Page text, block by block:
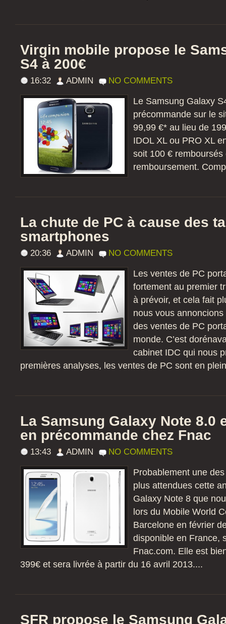
Virgin mobile propose le
S4 à 200€
16:32 ADMIN NO COMMENTS
Le Samsung Galaxy
précommande sur le
99,99 €* au lieu de
IDOL XL ou PRO XL
soit 100 €
remboursement.
La chute de PC à cause des
smartphones
20:36 ADMIN NO COMMENTS
Les ventes de PC
fortement au premier
à prévoir, et cela fait
nous vous
des ventes de PC
monde. C’est
cabinet IDC qui nous
premières analyses, les ventes de PC sont en
La Samsung Galaxy Note 8.0
en précommande chez Fnac
13:43 ADMIN NO COMMENTS
Probablement une
plus attendues cette
Galaxy Note 8 que
lors du Mobile World
Barcelone en février
disponible en France,
Fnac.com. Elle est
399€ et sera livrée à partir du 16 avril 2013....
SFR propose le Samsung